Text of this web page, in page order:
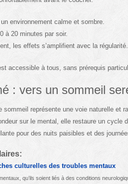
environnement calme et sombre.
à 20 minutes par soir.
les effets s’amplifient avec la régularité.
accessible à tous, sans prérequis
: vers un sommeil
sommeil représente une voie naturelle et
sur le mental, elle restaure un cycle
pour des nuits paisibles et des
culturelles des troubles mentaux
qu’ils soient liés à des conditions